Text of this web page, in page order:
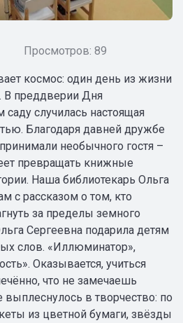
Просмотров: 89
космос: один день из жизни
В преддверии Дня
случилась настоящая
Благодаря давней дружбе
необычного гостя –
превращать книжные
Наша библиотекарь Ольга
с рассказом о том, кто
за пределы земного
Сергеевна подарила детям
слов. «Иллюминатор»,
Оказывается, учиться
что не замечаешь
в творчество: по
из цветной бумаги, звёзды